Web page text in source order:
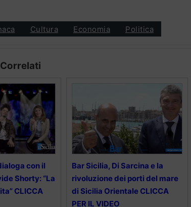
Cultura Economia Politica
con il
Shorty: “La
CLICCA
Bar Sicilia, Di Sarcina e la
rivoluzione dei porti del mare
di Sicilia Orientale CLICCA
PER IL VIDEO